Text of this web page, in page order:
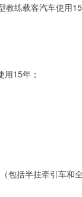
教练载客汽车使用15
15年；
包括半挂牵引车和